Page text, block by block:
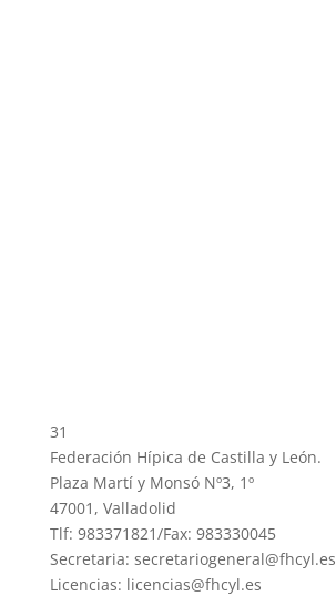
31
Federación Hípica de Castilla y León.
Plaza Martí y Monsó Nº3, 1º
47001, Valladolid
Tlf: 983371821/Fax: 983330045
Secretaria: secretariogeneral@fhcyl.es
Licencias: licencias@fhcyl.es